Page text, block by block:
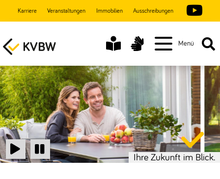
Karriere Veranstaltungen Immobilien Ausschreibungen
Menü
Start Stop Ihre Zukunft im Blick.